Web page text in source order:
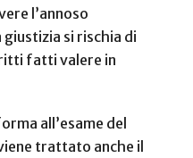
l’annoso
si rischia di
fatti valere in
all’esame del
trattato anche il